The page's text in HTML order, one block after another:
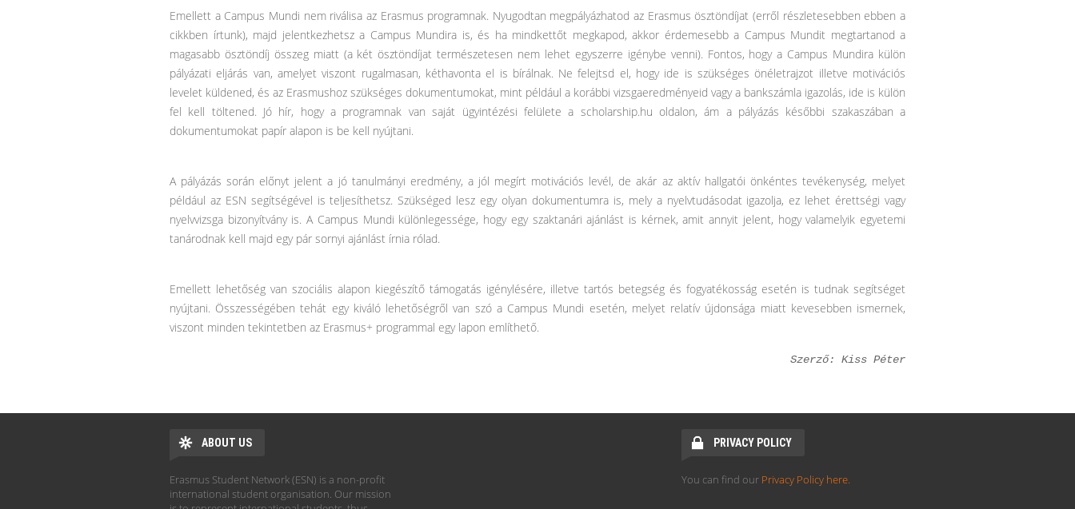
Emellett a Campus Mundi nem riválisa az Erasmus programnak. Nyugodtan megpályázhatod az Erasmus ösztöndíjat (erről részletesebben ebben a
cikkben írtunk), majd jelentkezhetsz a Campus Mundira is, és ha mindkettőt megkapod, akkor érdemesebb a Campus Mundit megtartanod a
magasabb ösztöndíj összeg miatt (a két ösztöndíjat természetesen nem lehet egyszerre igénybe venni). Fontos, hogy a Campus Mundira külön
pályázati eljárás van, amelyet viszont rugalmasan, kéthavonta el is bírálnak. Ne felejtsd el, hogy ide is szükséges önéletrajzot illetve motivációs
levelet küldened, és az Erasmushoz szükséges dokumentumokat, mint például a korábbi vizsgaeredményeid vagy a bankszámla igazolás, ide is külön
fel kell töltened. Jó hír, hogy a programnak van saját ügyintézési felülete a scholarship.hu oldalon, ám a pályázás későbbi szakaszában a
dokumentumokat papír alapon is be kell nyújtani.
A pályázás során előnyt jelent a jó tanulmányi eredmény, a jól megírt motivációs levél, de akár az aktív hallgatói önkéntes tevékenység, melyet
például az ESN segítségével is teljesíthetsz. Szükséged lesz egy olyan dokumentumra is, mely a nyelvtudásodat igazolja, ez lehet érettségi vagy
nyelvvizsga bizonyítvány is. A Campus Mundi különlegessége, hogy egy szaktanári ajánlást is kérnek, amit annyit jelent, hogy valamelyik egyetemi
tanárodnak kell majd egy pár sornyi ajánlást írnia rólad.
Emellett lehetőség van szociális alapon kiegészítő támogatás igénylésére, illetve tartós betegség és fogyatékosság esetén is tudnak segítséget
nyújtani. Összességében tehát egy kiváló lehetőségről van szó a Campus Mundi esetén, melyet relatív újdonsága miatt kevesebben ismernek,
viszont minden tekintetben az Erasmus+ programmal egy lapon említhető.
Szerző: Kiss Péter
ABOUT US
Erasmus Student Network (ESN) is a non-profit
international student organisation. Our mission
PRIVACY POLICY
You can find our Privacy Policy here.